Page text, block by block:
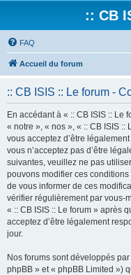
:: CB
FAQ
Accueil du forum
:: CB ISIS :: Le forum -
En accédant à « :: CB ISIS :: Le
« notre », « nos », « :: CB ISIS ::
vous acceptez d’être
vous n’acceptez pas d’être
suivantes, veuillez ne pas
pouvons modifier ces
de vous informer de ces
vérifier régulièrement par vous-
« :: CB ISIS :: Le forum » après
acceptez d’être légalement
jour.
Nos forums sont développés
phpBB » et « phpBB Limited »)